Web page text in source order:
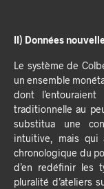
II) Données
Le système de
un ensemble
dont
traditionnelle au
substitua une
intuitive, mais qui
chronologique du
d’en redéfinir les
pluralité d’ateliers